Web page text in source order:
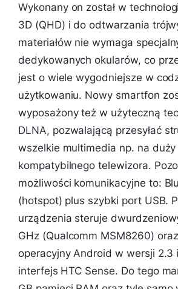
Wykonany on został w
3D (QHD) i do odtwarzania
materiałów nie wymaga
dedykowanych okularów, co
jest o wiele wygodniejsze w
użytkowaniu. Nowy smartfon
wyposażony też w użyteczną
DLNA, pozwalającą przesyłać
wszelkie multimedia np. na
kompatybilnego telewizora.
możliwości komunikacyjne to:
(hotspot) plus szybki port USB.
urządzenia steruje
GHz (Qualcomm MSM8260)
operacyjny Android w wersji 2.3
interfejs HTC Sense. Do tego